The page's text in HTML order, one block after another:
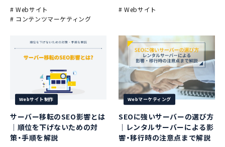
# Webサイト
# コンテンツマーケティング
# Webサイト
Webサイト制作
サーバー移転のSEO影響とは
｜順位を下げないための対
策・手順を解説
Webマーケティング
SEOに強いサーバーの選び方
｜レンタルサーバーによる影
響・移行時の注意点まで解説